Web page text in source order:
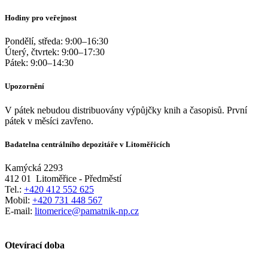
Hodiny pro veřejnost
Pondělí, středa: 9:00–16:30
Úterý, čtvrtek: 9:00–17:30
Pátek: 9:00–14:30
Upozornění
V pátek nebudou distribuovány výpůjčky knih a časopisů. První
pátek v měsíci zavřeno.
Badatelna centrálního depozitáře v Litoměřicích
Kamýcká 2293
412 01
Litoměřice - Předměstí
Tel.: +420 412 552 625
Mobil: +420 731 448 567
E-mail: litomerice@pamatnik-np.cz
Otevírací doba